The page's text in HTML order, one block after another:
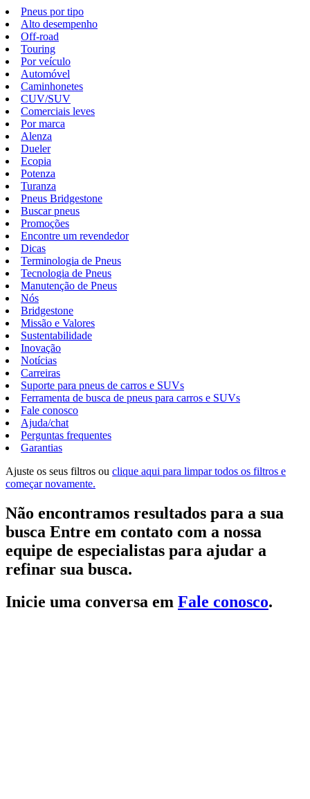
Pneus por tipo
Alto desempenho
Off-road
Touring
Por veículo
Automóvel
Caminhonetes
CUV/SUV
Comerciais leves
Por marca
Alenza
Dueler
Ecopia
Potenza
Turanza
Pneus Bridgestone
Buscar pneus
Promoções
Encontre um revendedor
Dicas
Terminologia de Pneus
Tecnologia de Pneus
Manutenção de Pneus
Nós
Bridgestone
Missão e Valores
Sustentabilidade
Inovação
Notícias
Carreiras
Suporte para pneus de carros e SUVs
Ferramenta de busca de pneus para carros e SUVs
Fale conosco
Ajuda/chat
Perguntas frequentes
Garantias
Ajuste os seus filtros ou clique aqui para limpar todos os filtros e
começar novamente.
Não encontramos resultados para a sua
busca Entre em contato com a nossa
equipe de especialistas para ajudar a
refinar sua busca.
Inicie uma conversa em Fale conosco.